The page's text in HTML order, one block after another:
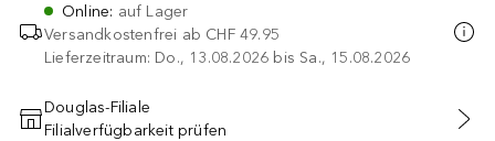
Online: auf Lager
Versandkostenfrei ab CHF 49.95
Lieferzeitraum: Do., 13.08.2026 bis Sa., 15.08.2026
IN DEN WARENKORB
Douglas-Filiale
Filialverfügbarkeit prüfen